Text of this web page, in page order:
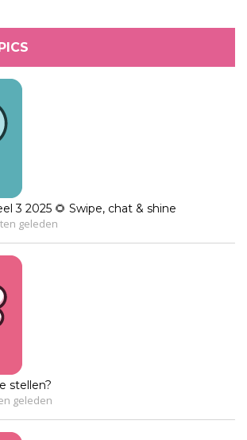
3 2025 🌻 Swipe, chat & shine
geleden
stellen?
geleden